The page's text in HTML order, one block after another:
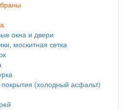
окна и двери
москитная сетка
(холодный асфальт)